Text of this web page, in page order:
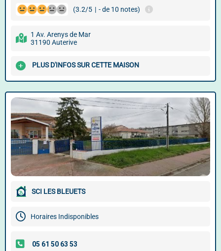
(3.2/5 | - de 10 notes)
1 Av. Arenys de Mar
31190 Auterive
PLUS D'INFOS SUR CETTE MAISON
SCI LES BLEUETS
Horaires Indisponibles